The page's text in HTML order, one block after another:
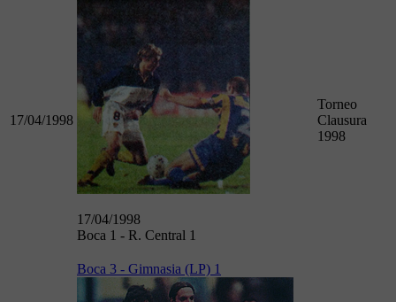
17/04/1998
17/04/1998
Boca 1 - R. Central 1
Torneo
Clausura
1998
Boca 3 - Gimnasia (LP) 1